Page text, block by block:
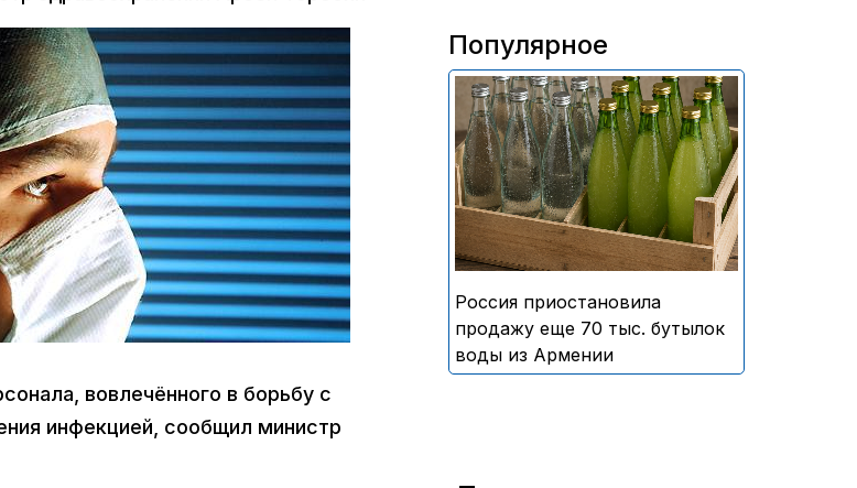
вовлечённого в борьбу с
инфекцией, сообщил министр
Популярное
В России приостановили
продажу более 70 тыс.
бутылок питьевой воды и
безалкогольных напитков
армянского производства
Россия приостановила
продажу еще 70 тыс. бутылок
воды из Армении